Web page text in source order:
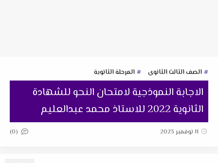
الصف الثالث الثانوى المرحلة الثانوية
الاجابة النموذجية لامتحان النحو للشهادة
الثانوية 2022 للاستاذ محمد عبدالعليم
11 نوفمبر 2023 (0)